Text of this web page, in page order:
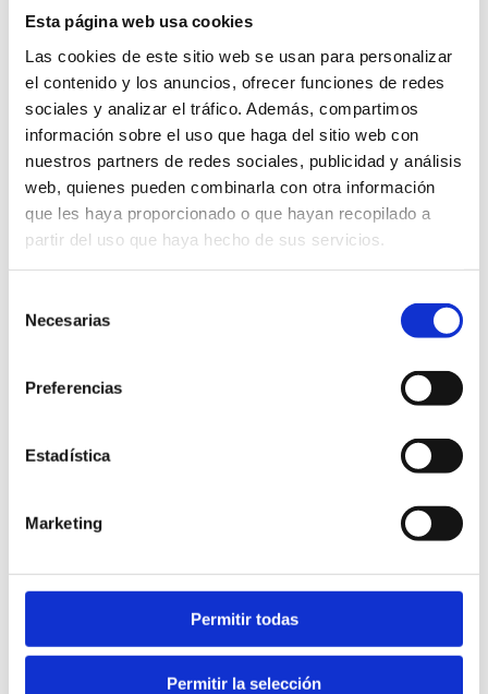
Esta página web usa cookies
Las cookies de este sitio web se usan para personalizar
el contenido y los anuncios, ofrecer funciones de redes
sociales y analizar el tráfico. Además, compartimos
información sobre el uso que haga del sitio web con
nuestros partners de redes sociales, publicidad y análisis
web, quienes pueden combinarla con otra información
que les haya proporcionado o que hayan recopilado a
partir del uso que haya hecho de sus servicios.
Necesarias
Preferencias
Estadística
Marketing
Permitir todas
Permitir la selección
COFUde Miranda de Ebro, nos llamó y nos dijo
«queremos hacer un regalo a nuestros héroes, se lo
merecen, y creemos que vuestras suculentas son
perfectas para que los acompañen por mucho tiempo»
y llenos de ilusión nos pusimos manos a la obra!